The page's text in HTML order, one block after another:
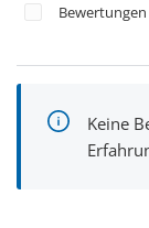
Keine